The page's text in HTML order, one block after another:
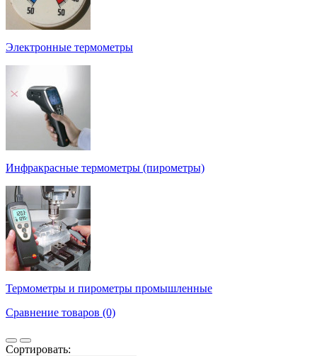
Электронные термометры
Инфракрасные термометры (пирометры)
Термометры и пирометры промышленные
Сравнение товаров (0)
Сортировать: